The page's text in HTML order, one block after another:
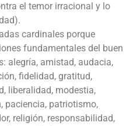
el temor irracional y lo
cardinales porque
fundamentales del buen
alegría, amistad, audacia,
fidelidad, gratitud,
liberalidad, modestia,
paciencia, patriotismo,
religión, responsabilidad,